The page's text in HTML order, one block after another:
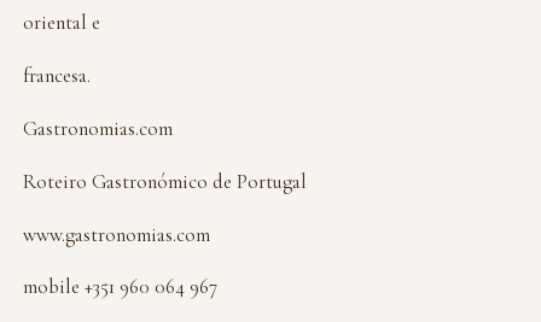
oriental e
francesa.
Gastronomias.com
Roteiro Gastronómico de Portugal
www.gastronomias.com
mobile +351 960 064 967